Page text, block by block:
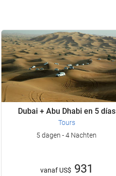
Dubai + Abu Dhabi en 5 días
Tours
5 dagen - 4 Nachten
vanaf US$ 931